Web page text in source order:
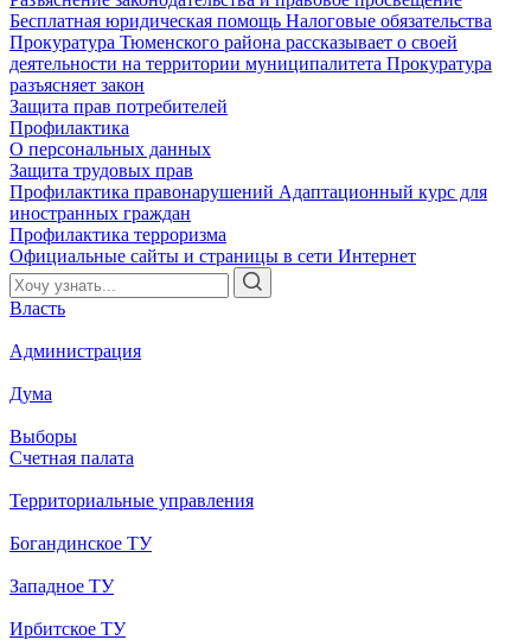
Бесплатная юридическая помощь Налоговые обязательства
Прокуратура Тюменского района рассказывает о своей
деятельности на территории муниципалитета Прокуратура
разъясняет закон
Защита прав потребителей
Профилактика
О персональных данных
Защита трудовых прав
Профилактика правонарушений Адаптационный курс для
иностранных граждан
Профилактика терроризма
Официальные сайты и страницы в сети Интернет
Власть
Администрация
Дума
Выборы
Счетная палата
Территориальные управления
Богандинское ТУ
Западное ТУ
Ирбитское ТУ